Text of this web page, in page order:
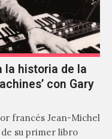
la historia de la
con Gary
francés Jean-Michel
su primer libro